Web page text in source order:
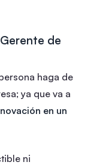
de
haga de
ya que va a
en un
ni